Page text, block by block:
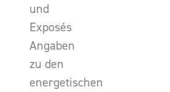
und
Exposés
Angaben
zu den
energetischen